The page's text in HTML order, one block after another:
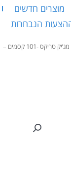
מוצרים חדשים
/ עיר הקסמים – מג’יק טריקס -101 קסמים –